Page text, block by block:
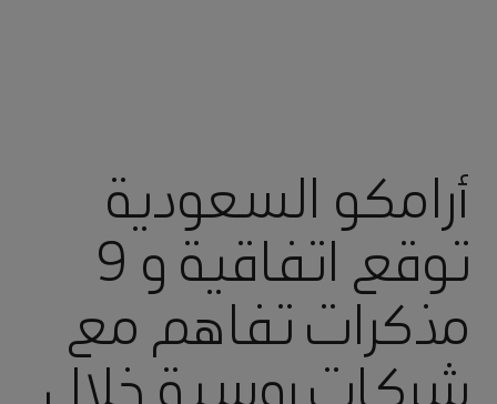
أرامكو السعودية
توقع اتفاقية و 9
مذكرات تفاهم مع
شركات روسية خلال